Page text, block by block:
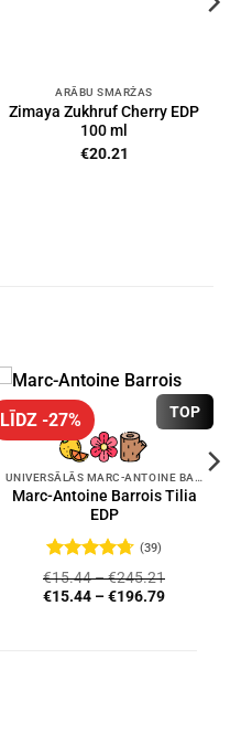
ARĀBU SMARŽAS
Zimaya Zukhruf Cherry EDP
100 ml
€20.21
TOP
LĪDZ -27%
UNIVERSĀLĀS MARC-ANTOINE BARROIS SMARŽAS
Marc-Antoine Barrois Tilia
EDP
Novērtēts
ar4.72
no
(39)
€15.44–€245.21
€15.44 –€196.79